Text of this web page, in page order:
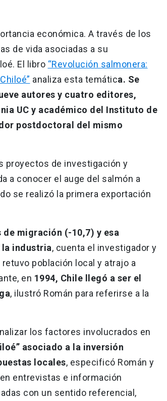
económica. A través de los
de vida asociadas a su
El libro “Revolución salmonera:
analiza esta temática. Se
autores y cuatro editores,
UC y académico del Instituto de
postdoctoral del mismo
proyectos de investigación y
a conocer el auge del salmón a
se realizó la primera exportación
migración (-10,7) y esa
industria, cuenta el investigador y
población local y atrajo a
en 1994, Chile llegó a ser el
, ilustró Román para referirse a la
los factores involucrados en
asociado a la inversión
locales, especificó Román y
entrevistas e información
con un sentido referencial,